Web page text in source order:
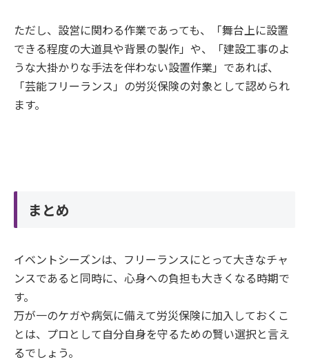
ただし、設営に関わる作業であっても、「舞台上に設置
できる程度の大道具や背景の製作」や、「建設工事のよ
うな大掛かりな手法を伴わない設置作業」であれば、
「芸能フリーランス」の労災保険の対象として認められ
ます。
まとめ
イベントシーズンは、フリーランスにとって大きなチャ
ンスであると同時に、心身への負担も大きくなる時期で
す。
万が一のケガや病気に備えて労災保険に加入しておくこ
とは、プロとして自分自身を守るための賢い選択と言え
るでしょう。